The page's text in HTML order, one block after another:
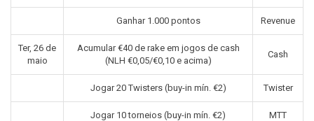
Ganhar 1.000 pontos Revenue
Ter, 26 de
maio
Acumular €40 de rake em jogos de cash
(NLH €0,05/€0,10 e acima)
Cash
Jogar 20 Twisters (buy-in mín. €2) Twister
Jogar 10 torneios (buy-in mín. €2) MTT